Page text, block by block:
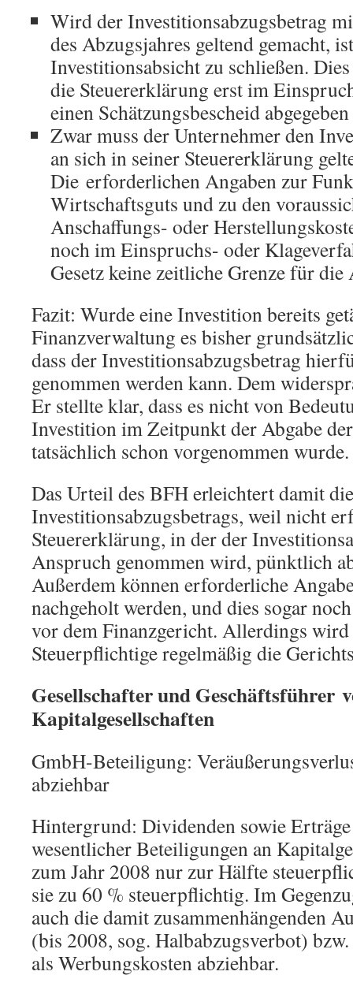
Wird der Investitionsabzugsbetrag
des Abzugsjahres geltend gemacht,
Investitionsabsicht zu schließen.
die Steuererklärung erst im
einen Schätzungsbescheid
Zwar muss der Unternehmer den
an sich in seiner Steuererklärung
Die erforderlichen Angaben zur
Wirtschaftsguts und zu den
Anschaffungs- oder
noch im Einspruchs- oder
Gesetz keine zeitliche Grenze für die
Fazit: Wurde eine Investition bereits
Finanzverwaltung es bisher
dass der Investitionsabzugsbetrag
genommen werden kann. Dem
Er stellte klar, dass es nicht von
Investition im Zeitpunkt der Abgabe
tatsächlich schon vorgenommen wurde.
Das Urteil des BFH erleichtert damit
Investitionsabzugsbetrags, weil nicht
Steuererklärung, in der der
Anspruch genommen wird, pünktlich
Außerdem können erforderliche
nachgeholt werden, und dies sogar
vor dem Finanzgericht. Allerdings wird
Steuerpflichtige regelmäßig die
Gesellschafter und Geschäftsführer
Kapitalgesellschaften
GmbH-Beteiligung:
abziehbar
Hintergrund: Dividenden sowie
wesentlicher Beteiligungen an
zum Jahr 2008 nur zur Hälfte
sie zu 60 % steuerpflichtig. Im
auch die damit zusammenhängenden
(bis 2008, sog. Halbabzugsverbot)
als Werbungskosten abziehbar.